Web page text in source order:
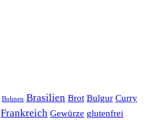
Bohnen Brasilien Brot Bulgur Curry
Frankreich Gewürze glutenfrei